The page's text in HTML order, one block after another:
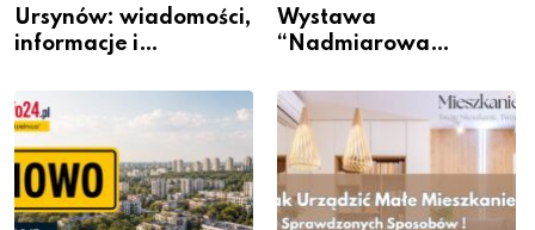
Ursynów: wiadomości,
informacje i
Wystawa
“Nadmiarowa
Galerii XX1